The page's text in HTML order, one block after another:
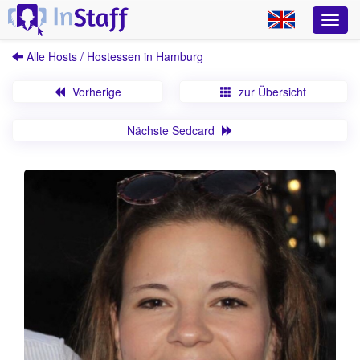
Alle Hosts / Hostessen in Hamburg
Vorherige zur Übersicht
Nächste Sedcard